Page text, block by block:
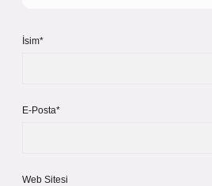
İsim*
E-Posta*
Web Sitesi